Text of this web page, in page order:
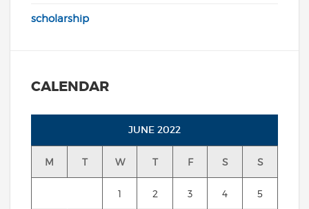
scholarship
CALENDAR
JUNE 2022
M T W T F S S
1 2 3 4 5